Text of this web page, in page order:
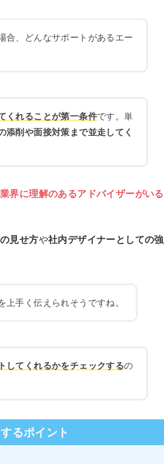
合、どんなサポートがあるエー
くれることが第一条件です。単
添削や面接対策まで並走してく
業界に理解のあるアドバイザーがいる
見せ方や社内デザイナーとしての強
手く伝えられそうですね。
してくれるかをチェックするの
るポイント